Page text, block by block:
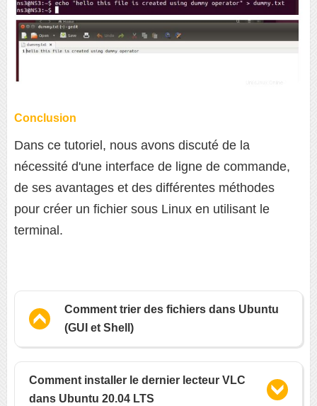
Conclusion
Dans ce tutoriel, nous avons discuté de la
nécessité d'une interface de ligne de commande,
de ses avantages et des différentes méthodes
pour créer un fichier sous Linux en utilisant le
terminal.
Comment trier des fichiers dans Ubuntu
(GUI et Shell)
Comment installer le dernier lecteur VLC
dans Ubuntu 20.04 LTS